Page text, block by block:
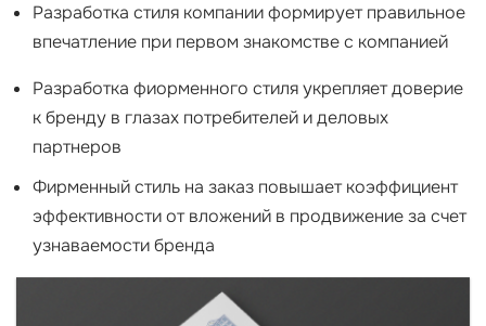
Разработка стиля компании формирует правильное
впечатление при первом знакомстве с компанией
Разработка фиорменного стиля укрепляет доверие
к бренду в глазах потребителей и деловых
партнеров
Фирменный стиль на заказ повышает коэффициент
эффективности от вложений в продвижение за счет
узнаваемости бренда